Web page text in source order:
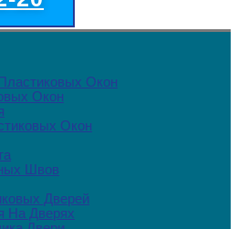
Окон
Окон
Окон
Швов
Дверей
На Дверях